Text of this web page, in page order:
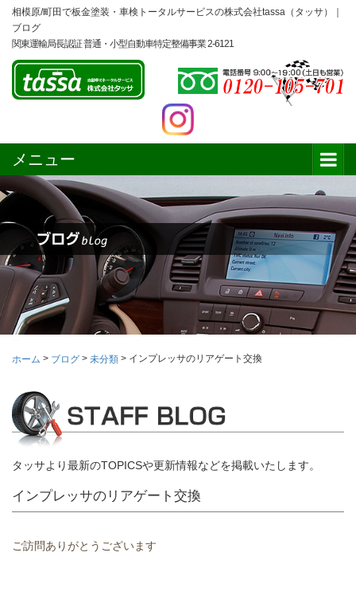
相模原/町田で板金塗装・車検トータルサービスの株式会社tassa（タッサ）｜
ブログ
関東運輸局長認証 普通・小型自動車特定整備事業 2-6121
メニュー
ホーム > ブログ > 未分類 > インプレッサのリアゲート交換
タッサより最新のTOPICSや更新情報などを掲載いたします。
インプレッサのリアゲート交換
ご訪問ありがとうございます